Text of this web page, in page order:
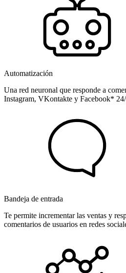
Automatización
Una red neuronal que responde a
Instagram, VKontakte y Facebook*
Bandeja de entrada
Te permite incrementar las ventas y
comentarios de usuarios en redes